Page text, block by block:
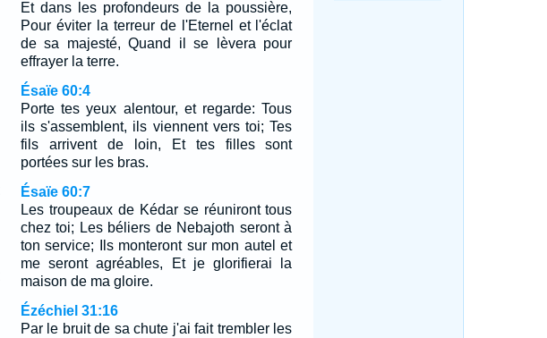
Et dans les profondeurs de la poussière,
Pour éviter la terreur de l'Eternel et l'éclat
de sa majesté, Quand il se lèvera pour
effrayer la terre.
Ésaïe 60:4
Porte tes yeux alentour, et regarde: Tous
ils s'assemblent, ils viennent vers toi; Tes
fils arrivent de loin, Et tes filles sont
portées sur les bras.
Ésaïe 60:7
Les troupeaux de Kédar se réuniront tous
chez toi; Les béliers de Nebajoth seront à
ton service; Ils monteront sur mon autel et
me seront agréables, Et je glorifierai la
maison de ma gloire.
Ézéchiel 31:16
Par le bruit de sa chute j'ai fait trembler les